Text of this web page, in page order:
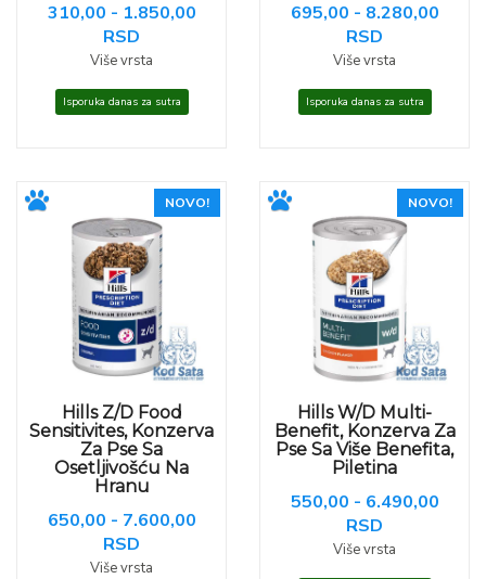
310,00 - 1.850,00
RSD
Više vrsta
Isporuka danas za sutra
695,00 - 8.280,00
RSD
Više vrsta
Isporuka danas za sutra
NOVO!
Hills Z/D Food
Sensitivites, Konzerva
Za Pse Sa
Osetljivošću Na
Hranu
650,00 - 7.600,00
RSD
Više vrsta
NOVO!
Hills W/D Multi-
Benefit, Konzerva Za
Pse Sa Više Benefita,
Piletina
550,00 - 6.490,00
RSD
Više vrsta